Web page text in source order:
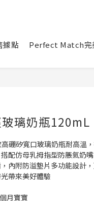
據點 Perfect Match完
璃奶瓶
硼矽寬口玻璃奶瓶耐高溫
配仿母乳拇指型防脹氣奶
內附防溢墊片多功能設計
帶來美好體驗
月寶寶